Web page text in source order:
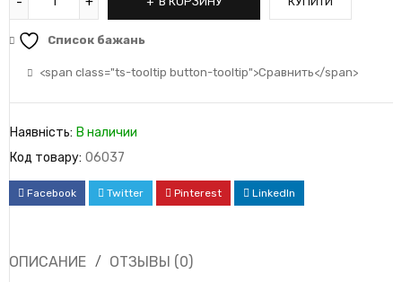
Список бажань
<span class="ts-tooltip button-tooltip">Сравнить</span>
Наявність: В наличии
Код товару: 06037
Facebook Twitter Pinterest LinkedIn
ОПИСАНИЕ ОТЗЫВЫ (0)